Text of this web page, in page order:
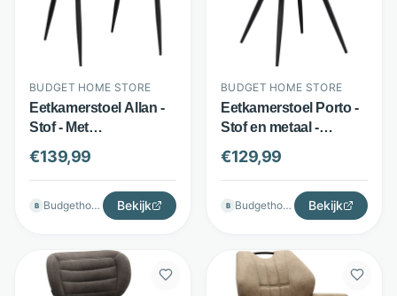
BUDGET HOME STORE
Eetkamerstoel Allan -
Stof - Met
armleuningen -
Antraciet - Budget
Home Store
€139,99
B Budgethomestore Bekijk
BUDGET HOME STORE
Eetkamerstoel Porto -
Stof en metaal -
Armleuningen en
handgreep - Taupe -
Budget Home Store
€129,99
B Budgethomestore Bekijk